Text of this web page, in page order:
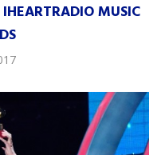
MUSIC